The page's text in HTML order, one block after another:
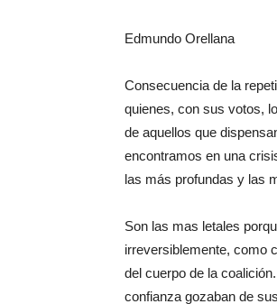
Edmundo Orellana
Consecuencia de la
quienes, con sus votos,
de aquellos que
encontramos en una
las más profundas y las
Son las mas letales
irreversiblemente, como
del cuerpo de la
confianza gozaban de